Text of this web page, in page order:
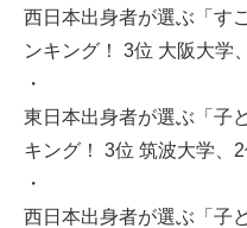
西日本出身者が選ぶ「す
ンキング！ 3位 大阪大学
・
東日本出身者が選ぶ「子
キング！ 3位 筑波大学、
・
西日本出身者が選ぶ「子